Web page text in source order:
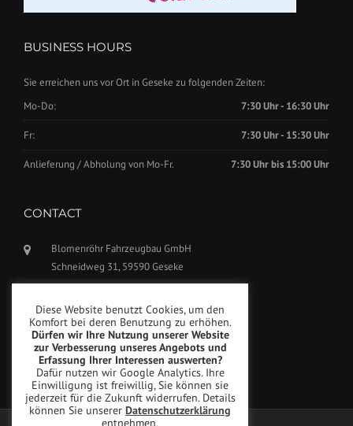
BUSINESS HOURS
Sie erreichen uns vor Ort in Geseke zu folgenden Zeiten:
Mo-Do:
7:30 Uhr - 16:30 Uhr
Fr: 7:30 Uhr - 15:30 Uhr
Anlieferung / Abholung von Mo-Fr. 7:30 Uhr bis 15:00 Uhr
CONTACT
Blomenröhr Fahrzeugbau GmbH
Schneidweg 31, 59590 Geseke
Fax: +49(0)2942-5799777
info@blomenroehr.com
Diese Website benutzt Cookies, um den
Komfort bei deren Benutzung zu erhöhen.
Dürfen wir Ihre Nutzung unserer Website
zur Verbesserung unseres Angebots und
Erfassung Ihrer Interessen auswerten?
Dafür nutzen wir Google Analytics. Ihre
Einwilligung ist freiwillig, Sie können sie
jederzeit für die Zukunft widerrufen. Details
können Sie unserer Datenschutzerklärung
entnehmen.